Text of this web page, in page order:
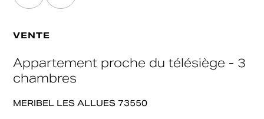
VENTE
Appartement proche du télésiège - 3
chambres
MERIBEL LES ALLUES 73550